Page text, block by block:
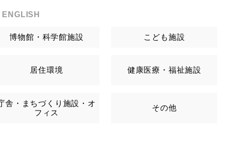
ENGLISH
博物館・科学館施設 こども施設
居住環境 健康医療・福祉施設
舎・まちづくり施設・オ
フィス
その他